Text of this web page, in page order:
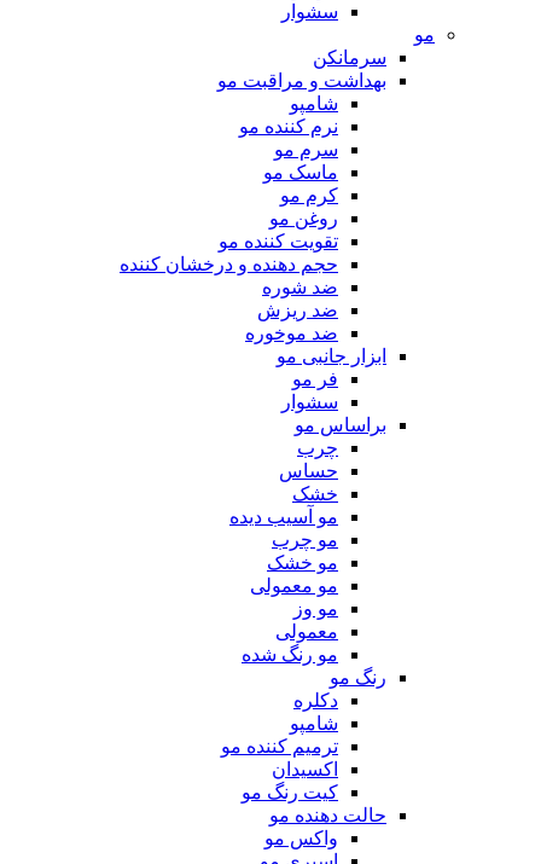
سشوار
مو
سرمانکن
بهداشت و مراقبت مو
شامپو
نرم کننده مو
سرم مو
ماسک مو
کرم مو
روغن مو
تقویت کننده مو
حجم دهنده و درخشان کننده
ضد شوره
ضد ریزش
ضد موخوره
ابزار جانبی مو
فر مو
سشوار
براساس مو
چرب
حساس
خشک
مو آسیب دیده
مو چرب
مو خشک
مو معمولی
مو وز
معمولی
مو رنگ شده
رنگ مو
دکلره
شامپو
ترمیم کننده مو
اکسیدان
کیت رنگ مو
حالت دهنده مو
واکس مو